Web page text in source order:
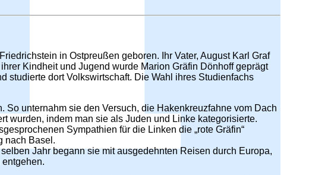
in Ostpreußen geboren. Ihr Vater, August Karl Graf
Kindheit und Jugend wurde Marion Gräfin Dönhoff geprägt
studierte dort Volkswirtschaft. Die Wahl ihres Studienfachs
unternahm sie den Versuch, die Hakenkreuzfahne vom Dach
wurden, indem man sie als Juden und Linke kategorisierte.
Sympathien für die Linken die „rote Gräfin“
nach Basel.
Jahr begann sie mit ausgedehnten Reisen durch Europa,